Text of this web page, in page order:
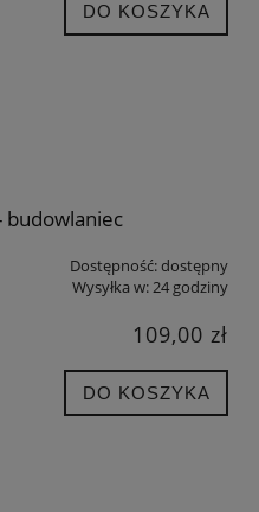
DO KOSZYKA
budowlaniec
Dostępność:dostępny
Wysyłka w:24 godziny
109,00 zł
DO KOSZYKA